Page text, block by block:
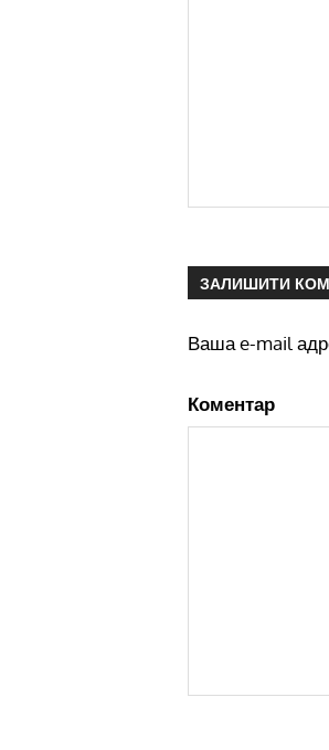
ЗАЛИШИТИ
Ваша e-mail
Коментар